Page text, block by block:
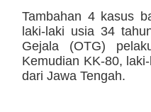
Tambahan 4 kasus
laki-laki usia 34
Gejala (OTG)
Kemudian KK-80,
dari Jawa Tengah.